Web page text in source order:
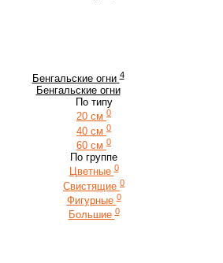
Бенгальские огни 4
Бенгальские огни
По типу
20 см 0
40 см 0
60 см 0
По группе
Цветные 0
Свистящие 0
Фигурные 0
Большие 0